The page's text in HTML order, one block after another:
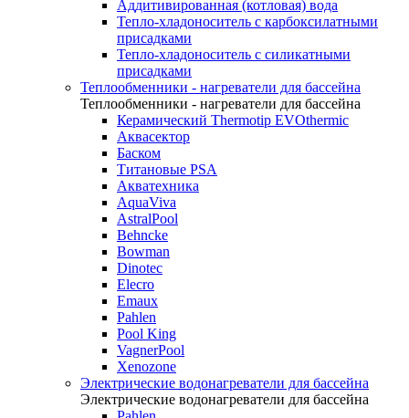
Аддитивированная (котловая) вода
Тепло-хладоноситель с карбоксилатными
присадками
Тепло-хладоноситель с силикатными
присадками
Теплообменники - нагреватели для бассейна
Теплообменники - нагреватели для бассейна
Керамический Thermotip EVOthermic
Аквасектор
Баском
Титановые PSA
Акватехника
AquaViva
AstralPool
Behncke
Bowman
Dinotec
Elecro
Emaux
Pahlen
Pool King
VagnerPool
Xenozone
Электрические водонагреватели для бассейна
Электрические водонагреватели для бассейна